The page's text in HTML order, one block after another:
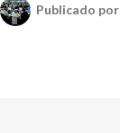
Publicado por